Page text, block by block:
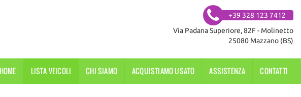
+39 328 123 7412
Via Padana Superiore, 82F - Molinetto
25080 Mazzano (BS)
HOME LISTA VEICOLI CHI SIAMO ACQUISTIAMO USATO ASSISTENZA CONTATTI